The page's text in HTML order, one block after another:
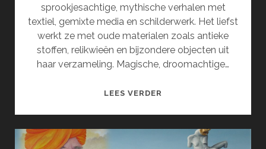
sprookjesachtige, mythische verhalen met
textiel, gemixte media en schilderwerk. Het liefst
werkt ze met oude materialen zoals antieke
stoffen, relikwieën en bijzondere objecten uit
haar verzameling. Magische, droomachtige…
LEES VERDER
FAIRYTALES